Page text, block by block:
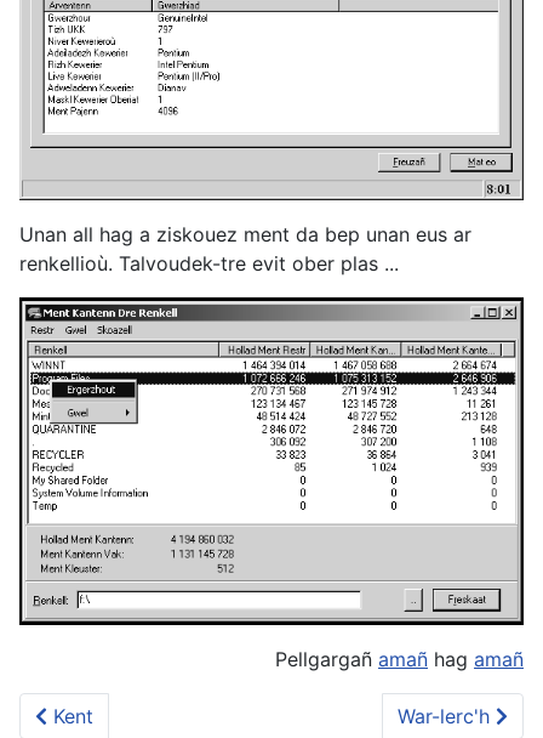
Unan all hag a ziskouez ment da bep unan eus ar
renkellioù. Talvoudek-tre evit ober plas ...
Pellgargañ amañ hag amañ
Kent War-lerc'h